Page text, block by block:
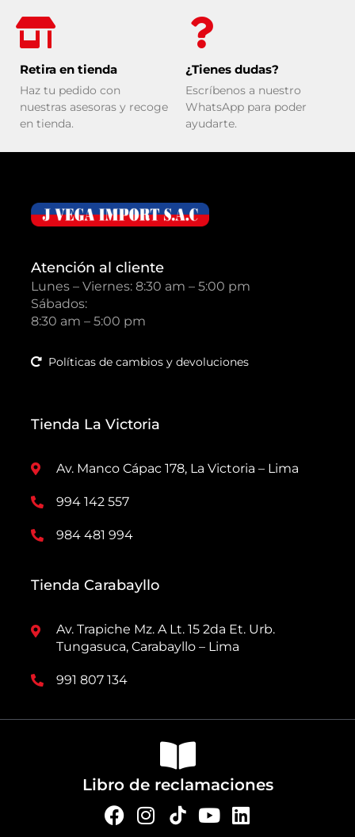
Retira en tienda
Haz tu pedido con
nuestras asesoras y recoge
en tienda.
¿Tienes dudas?
Escríbenos a nuestro
WhatsApp para poder
ayudarte.
Atención al cliente
Lunes – Viernes: 8:30 am – 5:00 pm
Sábados:
8:30 am – 5:00 pm
Políticas de cambios y devoluciones
Tienda La Victoria
Av. Manco Cápac 178, La Victoria – Lima
994 142 557
984 481 994
Tienda Carabayllo
Av. Trapiche Mz. A Lt. 15 2da Et. Urb.
Tungasuca, Carabayllo – Lima
991 807 134
Libro de reclamaciones
F
I
Y
L